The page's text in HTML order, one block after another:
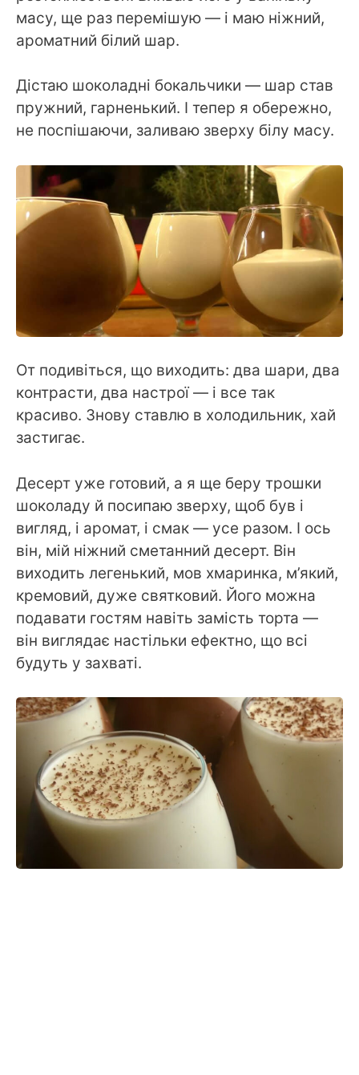
масу, ще раз перемішую — і маю ніжний,
ароматний білий шар.
Дістаю шоколадні бокальчики — шар став
пружний, гарненький. І тепер я обережно,
не поспішаючи, заливаю зверху білу масу.
От подивіться, що виходить: два шари, два
контрасти, два настрої — і все так
красиво. Знову ставлю в холодильник, хай
застигає.
Десерт уже готовий, а я ще беру трошки
шоколаду й посипаю зверху, щоб був і
вигляд, і аромат, і смак — усе разом. І ось
він, мій ніжний сметанний десерт. Він
виходить легенький, мов хмаринка, м’який,
кремовий, дуже святковий. Його можна
подавати гостям навіть замість торта —
він виглядає настільки ефектно, що всі
будуть у захваті.